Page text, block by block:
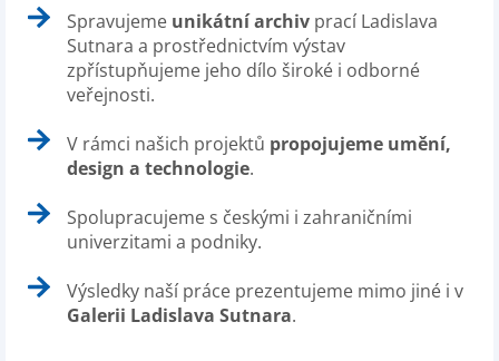
Spravujeme unikátní archiv prací Ladislava
Sutnara a prostřednictvím výstav
zpřístupňujeme jeho dílo široké i odborné
veřejnosti.
V rámci našich projektů propojujeme umění,
design a technologie.
Spolupracujeme s českými i zahraničními
univerzitami a podniky.
Výsledky naší práce prezentujeme mimo jiné i v
Galerii Ladislava Sutnara.